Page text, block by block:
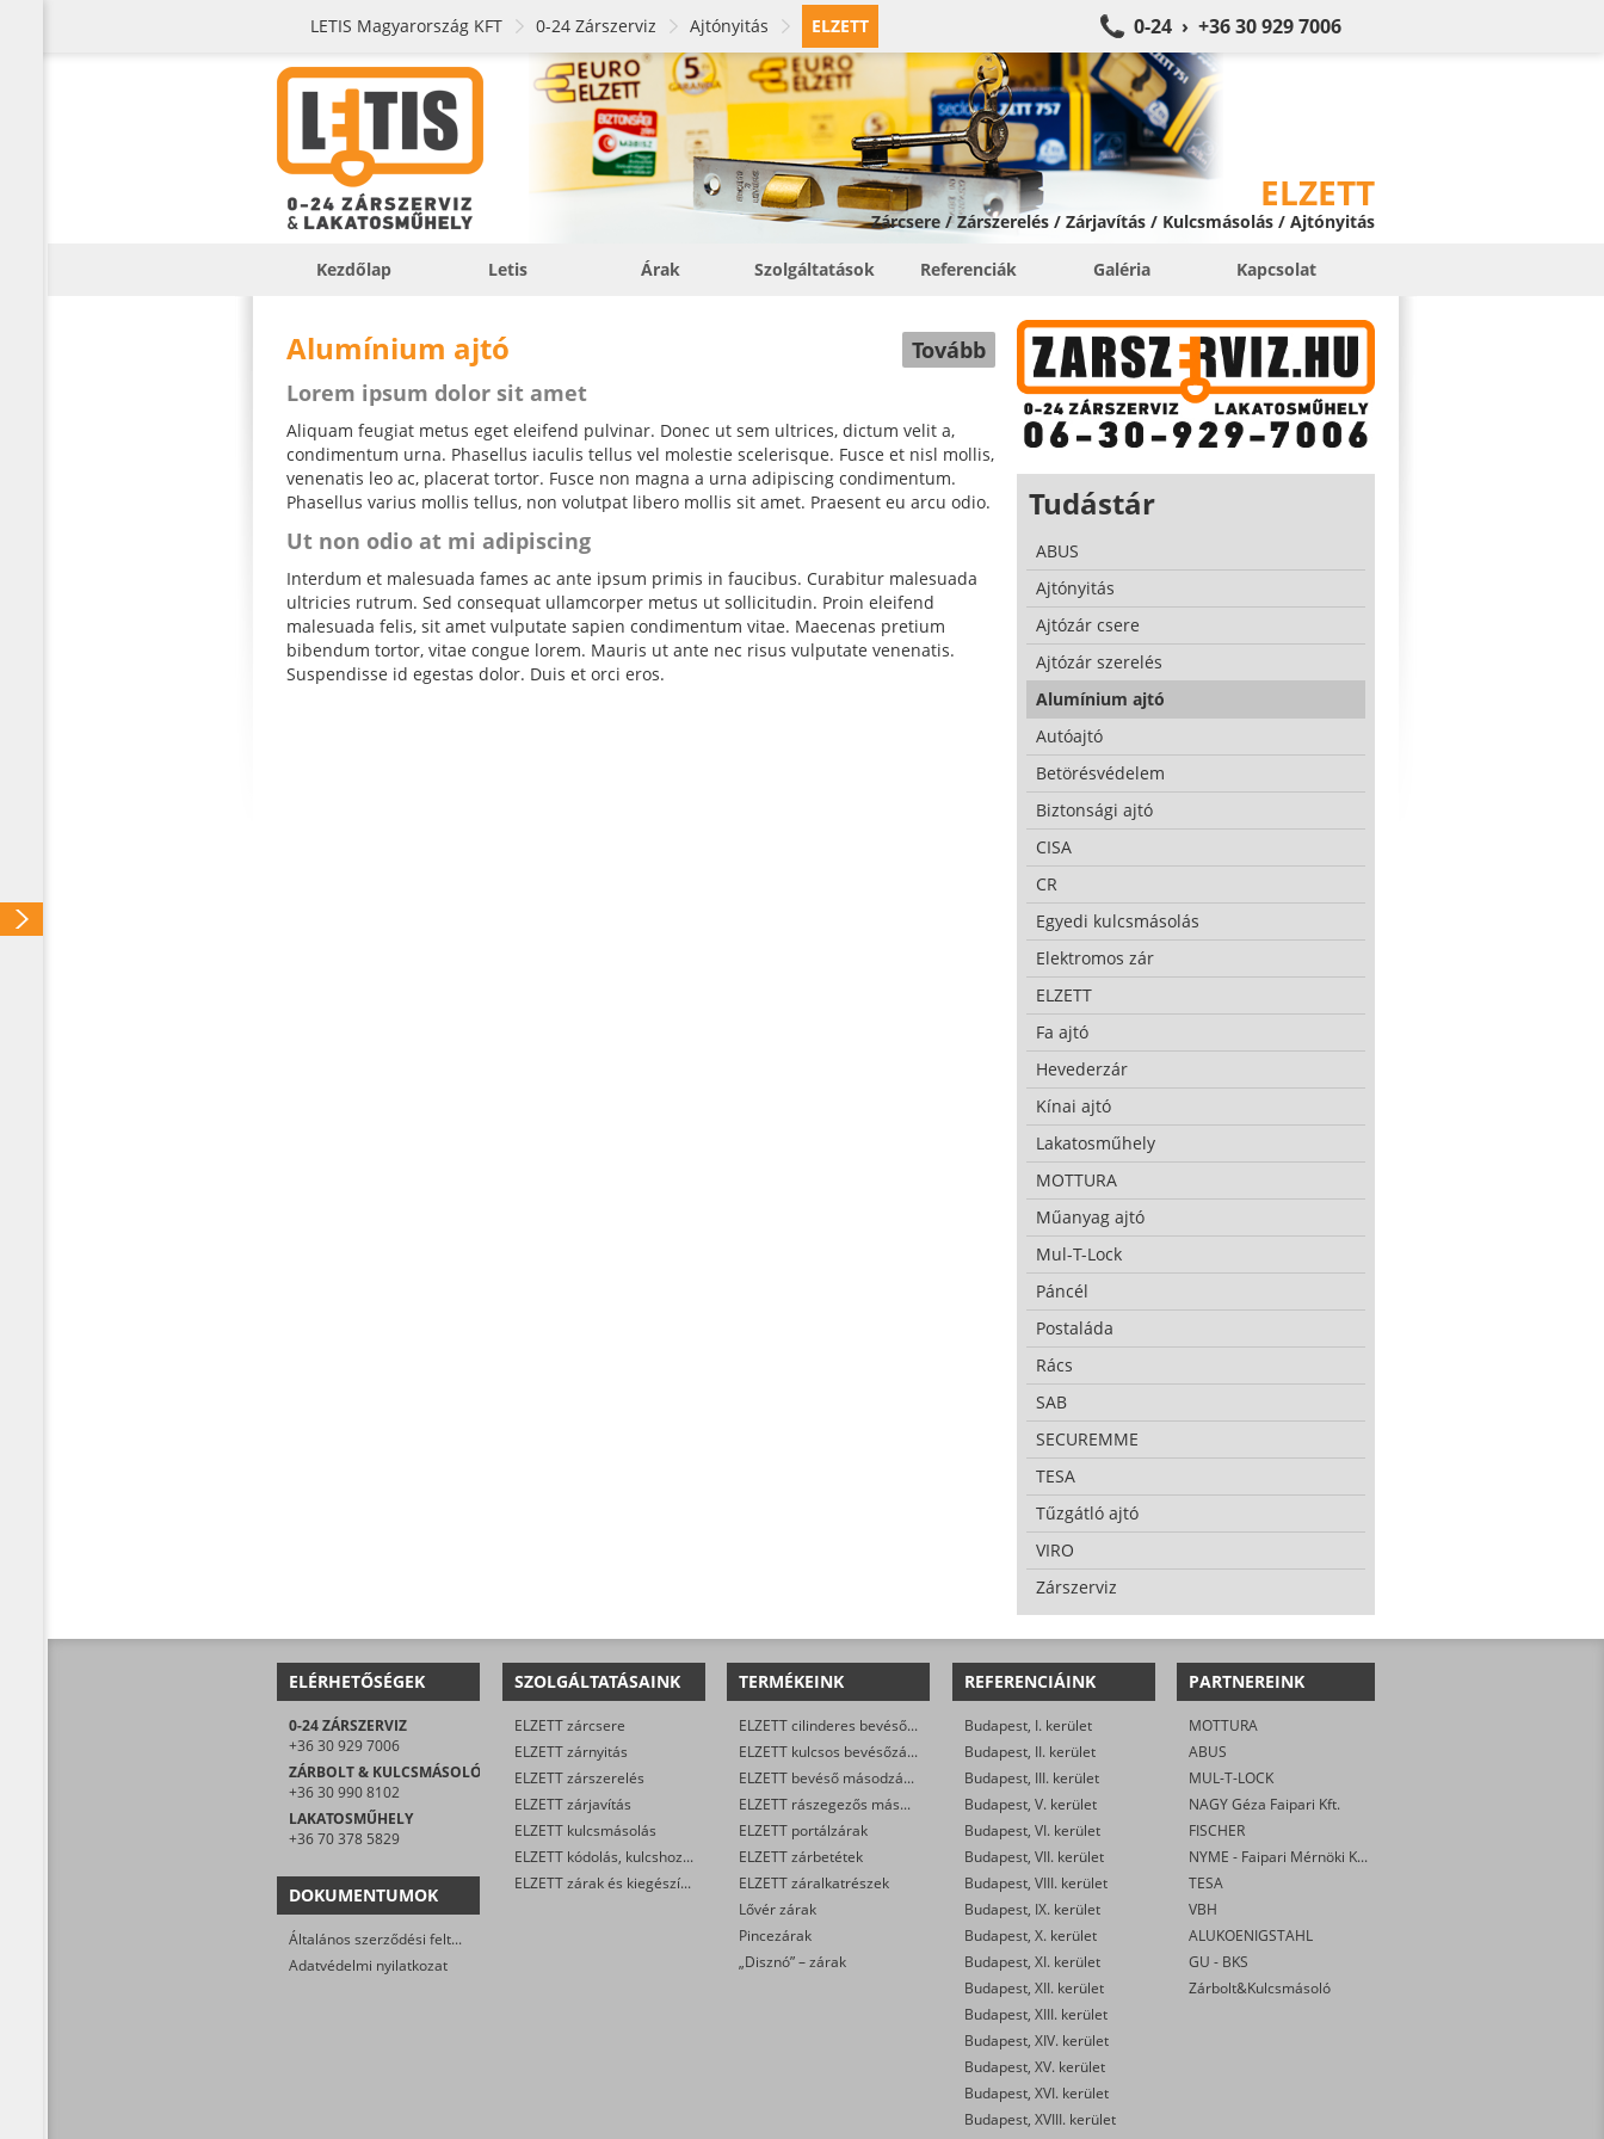
LETIS Magyarország KFT 0-24 Zárszerviz Ajtónyitás ELZETT 0-24 › +36 30 929 7006
ELZETT
Zárcsere / Zárszerelés / Zárjavítás / Kulcsmásolás / Ajtónyitás
Kezdőlap Letis Árak Szolgáltatások Referenciák Galéria Kapcsolat
Alumínium ajtó
Tovább
Lorem ipsum dolor sit amet
Aliquam feugiat metus eget eleifend pulvinar. Donec ut sem ultrices, dictum velit a,
condimentum urna. Phasellus iaculis tellus vel molestie scelerisque. Fusce et nisl mollis,
venenatis leo ac, placerat tortor. Fusce non magna a urna adipiscing condimentum.
Phasellus varius mollis tellus, non volutpat libero mollis sit amet. Praesent eu arcu odio.
Ut non odio at mi adipiscing
Interdum et malesuada fames ac ante ipsum primis in faucibus. Curabitur malesuada
ultricies rutrum. Sed consequat ullamcorper metus ut sollicitudin. Proin eleifend
malesuada felis, sit amet vulputate sapien condimentum vitae. Maecenas pretium
bibendum tortor, vitae congue lorem. Mauris ut ante nec risus vulputate venenatis.
Suspendisse id egestas dolor. Duis et orci eros.
Tudástár
ABUS
Ajtónyitás
Ajtózár csere
Ajtózár szerelés
Alumínium ajtó
Autóajtó
Betörésvédelem
Biztonsági ajtó
CISA
CR
Egyedi kulcsmásolás
Elektromos zár
ELZETT
Fa ajtó
Hevederzár
Kínai ajtó
Lakatosműhely
MOTTURA
Műanyag ajtó
Mul-T-Lock
Páncél
Postaláda
Rács
SAB
SECUREMME
TESA
Tűzgátló ajtó
VIRO
Zárszerviz
ELÉRHETŐSÉGEK
0-24 ZÁRSZERVIZ
+36 30 929 7006
ZÁRBOLT & KULCSMÁSOLÓ
+36 30 990 8102
LAKATOSMŰHELY
+36 70 378 5829
DOKUMENTUMOK
Általános szerződési feltételek
Adatvédelmi nyilatkozat
SZOLGÁLTATÁSAINK
ELZETT zárcsere
ELZETT zárnyitás
ELZETT zárszerelés
ELZETT zárjavítás
ELZETT kulcsmásolás
ELZETT kódolás, kulcshoz zárbetét készítése
ELZETT zárak és kiegészítők kereskedelme
TERMÉKEINK
ELZETT cilinderes bevéső-zárak
ELZETT kulcsos bevésőzárak
ELZETT bevéső másodzárak
ELZETT rászegezős másodzárak
ELZETT portálzárak
ELZETT zárbetétek
ELZETT záralkatrészek
Lővér zárak
Pincezárak
„Disznó” – zárak
REFERENCIÁINK
Budapest, I. kerület
Budapest, II. kerület
Budapest, III. kerület
Budapest, V. kerület
Budapest, VI. kerület
Budapest, VII. kerület
Budapest, VIII. kerület
Budapest, IX. kerület
Budapest, X. kerület
Budapest, XI. kerület
Budapest, XII. kerület
Budapest, XIII. kerület
Budapest, XIV. kerület
Budapest, XV. kerület
Budapest, XVI. kerület
Budapest, XVIII. kerület
PARTNEREINK
MOTTURA
ABUS
MUL-T-LOCK
NAGY Géza Faipari Kft.
FISCHER
NYME - Faipari Mérnöki Kar
TESA
VBH
ALUKOENIGSTAHL
GU - BKS
Zárbolt&Kulcsmásoló